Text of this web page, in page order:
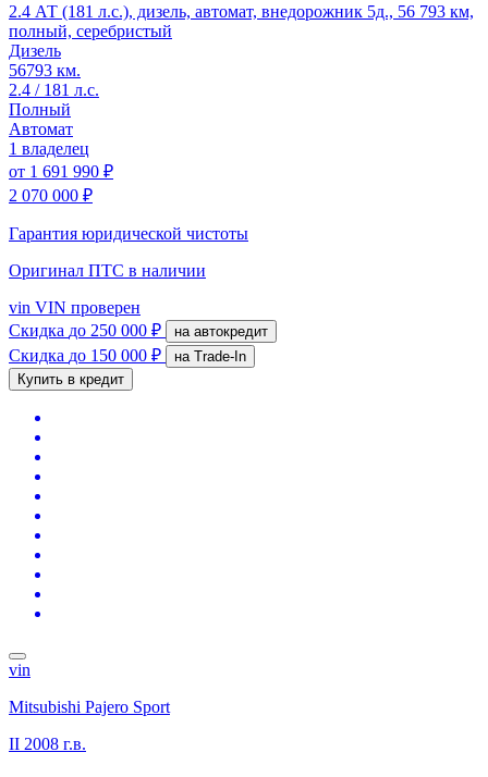
2.4 АТ (181 л.с.), дизель, автомат, внедорожник 5д., 56 793 км,
полный, серебристый
Дизель
56793 км.
2.4 / 181 л.с.
Полный
Автомат
1 владелец
от 1 691 990 ₽
2 070 000 ₽
Гарантия юридической чистоты
Оригинал ПТС в наличии
vin VIN проверен
Скидка до 250 000 ₽ на автокредит
Скидка до 150 000 ₽
на Trade-In
Купить в кредит
vin
Mitsubishi Pajero Sport
II 2008 г.в.